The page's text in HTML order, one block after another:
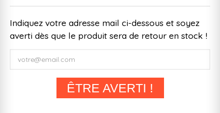
Indiquez votre adresse mail ci-dessous et soyez
averti dès que le produit sera de retour en stock !
ÊTRE AVERTI !